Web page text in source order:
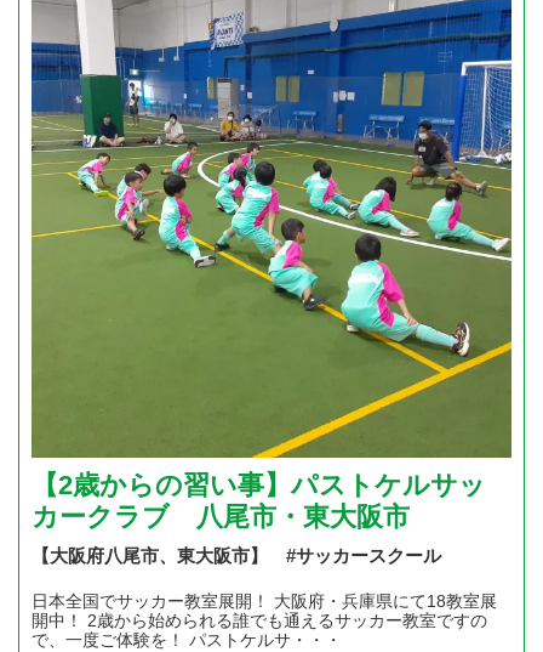
【2歳からの習い事】パストケルサッ
カークラブ 八尾市・東大阪市
【大阪府八尾市、東大阪市】 #サッカースクール
日本全国でサッカー教室展開！ 大阪府・兵庫県にて18教室展
開中！ 2歳から始められる誰でも通えるサッカー教室ですの
で、一度ご体験を！ パストケルサ・・・